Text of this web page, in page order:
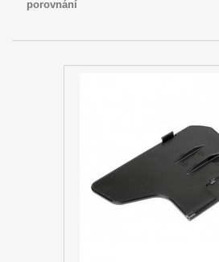
porovnání